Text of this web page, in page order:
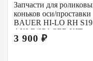
Запчасти для
коньков оси/проставки
BAUER HI-LO RH S19
AXLE/SPACER KIT
3 900 ₽